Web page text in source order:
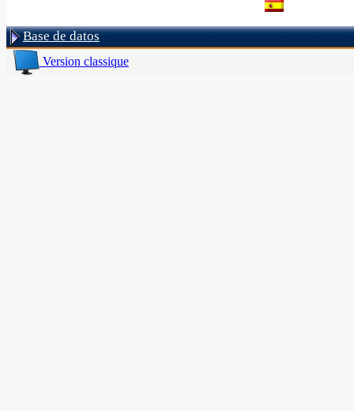
Base de datos
Version classique